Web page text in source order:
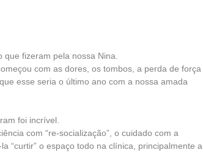
que fizeram pela nossa Nina.
com as dores, os tombos, a perda de força
esse seria o último ano com a nossa amada
foi incrível.
com “re-socialização”, o cuidado com a
“curtir” o espaço todo na clínica, principalmente a